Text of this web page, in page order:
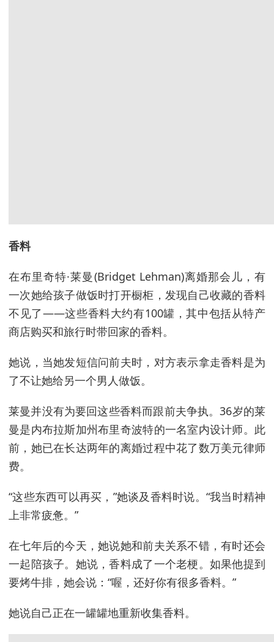
香料
在布里奇特·莱曼(Bridget Lehman)离婚那会儿，有
一次她给孩子做饭时打开橱柜，发现自己收藏的香料
不见了——这些香料大约有100罐，其中包括从特产
商店购买和旅行时带回家的香料。
她说，当她发短信问前夫时，对方表示拿走香料是为
了不让她给另一个男人做饭。
莱曼并没有为要回这些香料而跟前夫争执。36岁的莱
曼是内布拉斯加州布里奇波特的一名室内设计师。此
前，她已在长达两年的离婚过程中花了数万美元律师
费。
“这些东西可以再买，”她谈及香料时说。“我当时精神
上非常疲惫。”
在七年后的今天，她说她和前夫关系不错，有时还会
一起陪孩子。她说，香料成了一个老梗。如果他提到
要烤牛排，她会说：“喔，还好你有很多香料。”
她说自己正在一罐罐地重新收集香料。